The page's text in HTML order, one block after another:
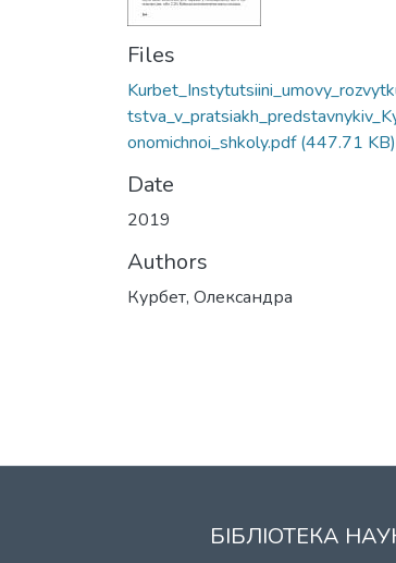
Files
onomichnoi_shkoly.pdf(447.71 KB)
Date
2019
Authors
Курбет, Олександра
БІБЛІОТЕКА